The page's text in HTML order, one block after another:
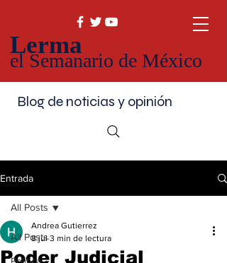
Lerma
el Semanario de México
Blog de noticias y opinión
Entrada
All Posts
All Posts
Poder Judicial
Andrea Gutierrez
8 jul 3 min de lectura